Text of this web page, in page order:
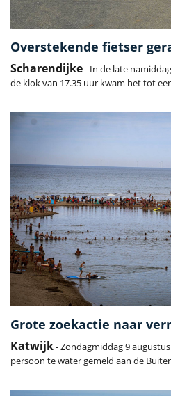
Overstekende fietser
Scharendijke- In de late
de klok van 17.35 uur kwam het tot
Grote zoekactie naar
Katwijk- Zondagmiddag 9
persoon te water gemeld aan de